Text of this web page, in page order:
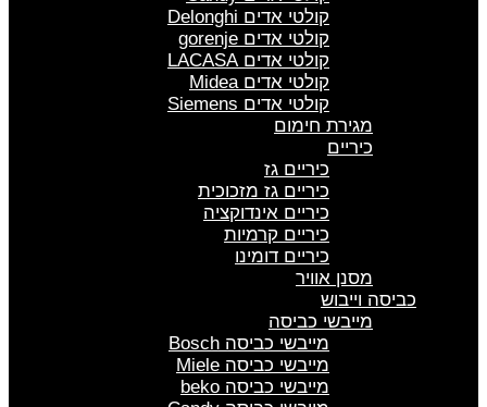
קולטי אדים Delonghi
קולטי אדים gorenje
קולטי אדים LACASA
קולטי אדים Midea
קולטי אדים Siemens
מגירת חימום
כיריים
כיריים גז
כיריים גז מזכוכית
כיריים אינדוקציה
כיריים קרמיות
כיריים דומינו
מסנן אוויר
כביסה וייבוש
מייבשי כביסה
מייבשי כביסה Bosch
מייבשי כביסה Miele
מייבשי כביסה beko